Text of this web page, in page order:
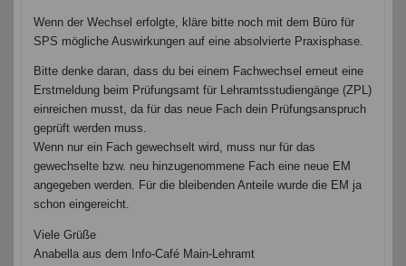
Wenn der Wechsel erfolgte, kläre bitte noch mit dem Büro für
SPS mögliche Auswirkungen auf eine absolvierte Praxisphase.
Bitte denke daran, dass du bei einem Fachwechsel erneut eine
Erstmeldung beim Prüfungsamt für Lehramtsstudiengänge (ZPL)
einreichen musst, da für das neue Fach dein Prüfungsanspruch
geprüft werden muss.
Wenn nur ein Fach gewechselt wird, muss nur für das
gewechselte bzw. neu hinzugenommene Fach eine neue EM
angegeben werden. Für die bleibenden Anteile wurde die EM ja
schon eingereicht.
Viele Grüße
Anabella aus dem Info-Café Main-Lehramt